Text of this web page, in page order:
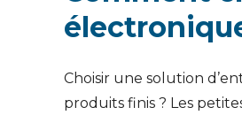
Choisir une solution
produits finis ? Les